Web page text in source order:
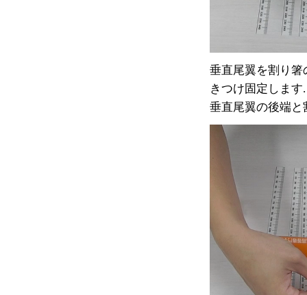
垂直尾翼を割り
きつけ固定します.
垂直尾翼の後端と